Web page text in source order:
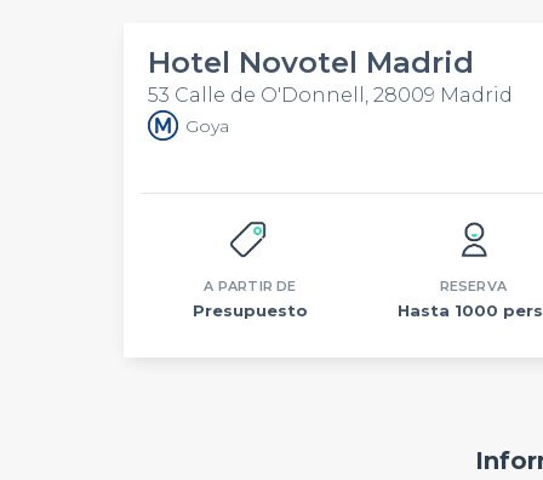
Hotel Novotel Madrid
53 Calle de O'Donnell, 28009 Madrid
Goya
A PARTIR DE
Presupuesto
RESERVA
Hasta 1000